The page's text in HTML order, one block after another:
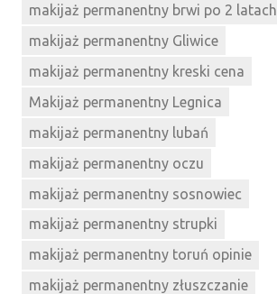
makijaż permanentny brwi po 2 latach
makijaż permanentny Gliwice
makijaż permanentny kreski cena
Makijaż permanentny Legnica
makijaż permanentny lubań
makijaż permanentny oczu
makijaż permanentny sosnowiec
makijaż permanentny strupki
makijaż permanentny toruń opinie
makijaż permanentny złuszczanie